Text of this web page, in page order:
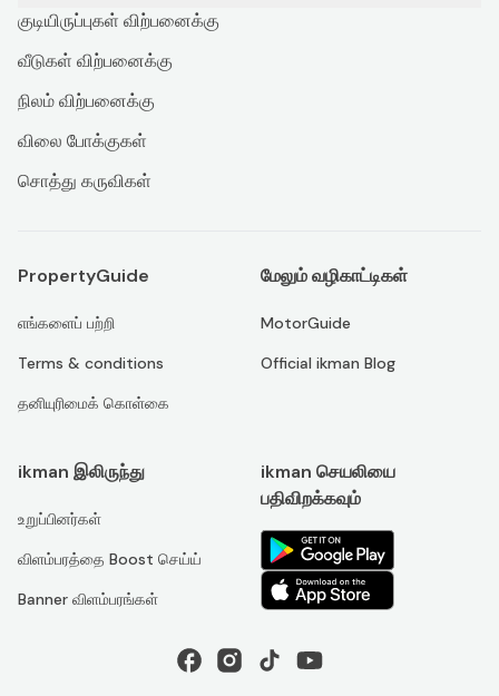
குடியிருப்புகள் விற்பனைக்கு
வீடுகள் விற்பனைக்கு
நிலம் விற்பனைக்கு
விலை போக்குகள்
சொத்து கருவிகள்
PropertyGuide
எங்களைப் பற்றி
Terms & conditions
தனியுரிமைக் கொள்கை
மேலும் வழிகாட்டிகள்
MotorGuide
Official ikman Blog
ikman இலிருந்து
உறுப்பினர்கள்
விளம்பரத்தை Boost செய்ய்
Banner விளம்பரங்கள்
ikman செயலியை
பதிவிறக்கவும்